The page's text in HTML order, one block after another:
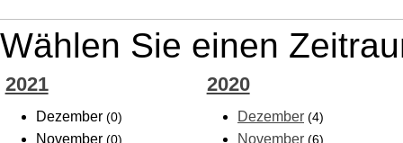
Wählen Sie einen
2021
Dezember (0)
November (0)
2020
Dezember (4)
November (6)